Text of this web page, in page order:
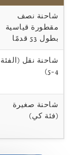
شاحنة نصف
مقطورة قياسية
بطول 53 قدمًا
شاحنة نقل (الفئة
شاحنة صغيرة
(فئة كي)